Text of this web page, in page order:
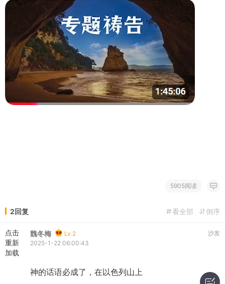
5905阅读
2回复 倒序
看全部
点击
重新
加载
魏冬梅 Lv.2
沙发
2025-1-22 06:00:43
神的话语必成了，在以色列山上